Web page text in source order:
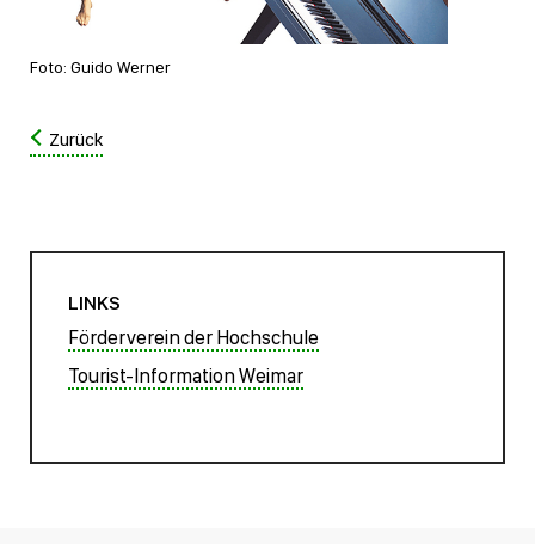
Foto: Guido Werner
Zurück
LINKS
Förderverein der Hochschule
Tourist-Information Weimar